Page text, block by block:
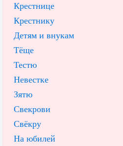
Крестнице
Крестнику
Детям и внукам
Тёще
Тестю
Невестке
Зятю
Свекрови
Свёкру
На юбилей